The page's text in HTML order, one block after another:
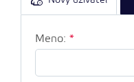
Meno: *